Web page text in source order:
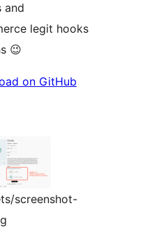
and
legit hooks
😉
on GitHub
screenshot-